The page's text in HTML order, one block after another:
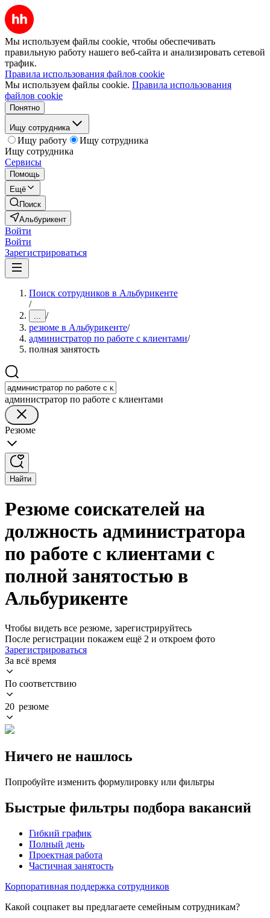
Мы используем файлы cookie, чтобы обеспечивать
правильную работу нашего веб-сайта и анализировать сетевой
трафик.
Правила использования файлов cookie
Мы используем файлы cookie. Правила использования
файлов cookie
Понятно
Ищу сотрудника
Ищу работу
Ищу сотрудника
Ищу сотрудника
Сервисы
Помощь
Ещё
Поиск
Альбурикент
Войти
Войти
Зарегистрироваться
Поиск сотрудников в Альбурикенте
/
... /
резюме в Альбурикенте/
администратор по работе с клиентами/
полная занятость
администратор по работе с клиентами
Резюме
Найти
Резюме соискателей на
должность администратора
по работе с клиентами с
полной занятостью в
Альбурикенте
Чтобы видеть все резюме, зарегистрируйтесь
После регистрации покажем ещё 2 и откроем фото
Зарегистрироваться
За всё время
По соответствию
20 резюме
Ничего не нашлось
Попробуйте изменить формулировку или фильтры
Быстрые фильтры подбора вакансий
Гибкий график
Полный день
Проектная работа
Частичная занятость
Корпоративная поддержка сотрудников
Какой соцпакет вы предлагаете семейным сотрудникам?